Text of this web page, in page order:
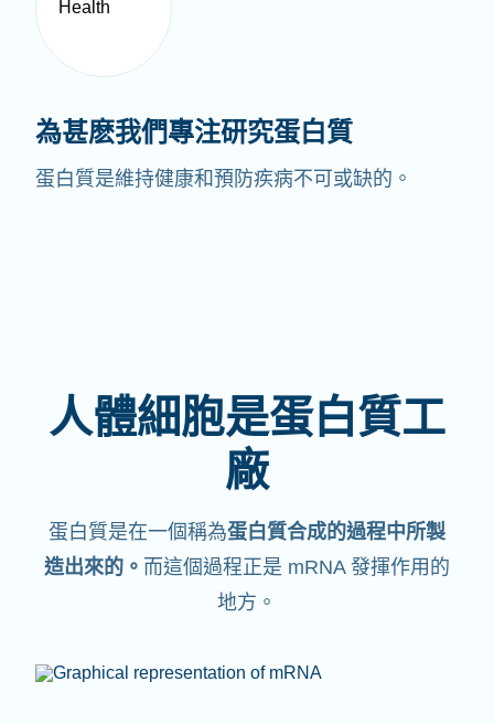
為甚麽我們專注研究蛋白質
蛋白質是維持健康和預防疾病不可或缺的。
人體細胞是蛋白質工
廠
蛋白質是在一個稱為蛋白質合成的過程中所製
造出來的。 而這個過程正是 mRNA 發揮作用的
地方。